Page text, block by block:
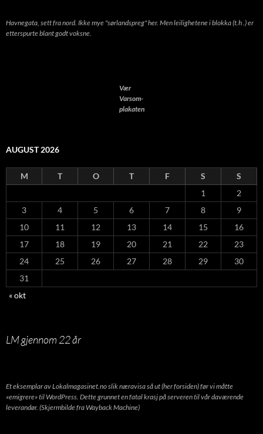
Havnegata, sett fra nord. Ikke mye "sørlandspreg" her. Men leilighetene i blokka (t.h .) er
etterspurte blant godt voksne.
Vær
Varsom-
plakaten
AUGUST 2026
M T O T F S
S
1
2
3
4 5 6 7 8
9
10
11 12 13 14 15
16
17
18 19 20 21 22
23
24
25 26 27 28 29
30
31
« okt
LM gjennom 22 år
Et eksemplar av Lokalmagasinet.no slik næravisa så ut (her forsiden) før vi måtte
«emigrere» til WordPress. Dette grunnet en fatal krasj på serveren til vår daværende
leverandør. (Skjermbilde fra Wayback Machine)